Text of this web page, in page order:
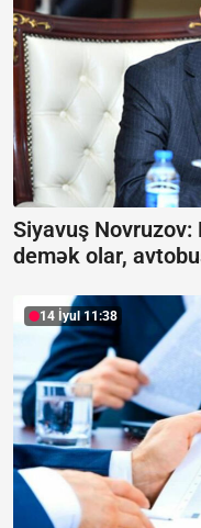
Siyavuş Novruzov:
demək olar,
14 İyul 11:38